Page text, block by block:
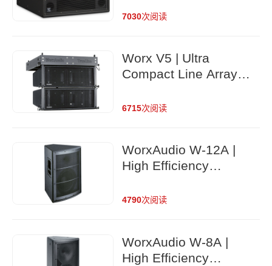
loudspeaker system
7030次阅读
Worx V5 | Ultra
Compact Line Array
6715次阅读
WorxAudio W-12A |
High Efficiency
4790次阅读
WorxAudio W-8A |
High Efficiency